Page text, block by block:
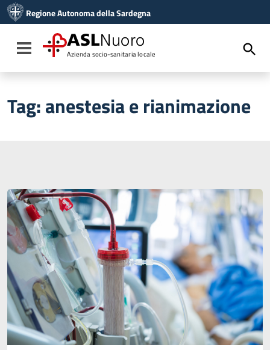
Vai al menu di navigazione
Vai al footer
Regione Autonoma della Sardegna
Toggle navigation
ASLNuoro
Azienda socio-sanitaria locale
Tag:anestesia e rianimazione